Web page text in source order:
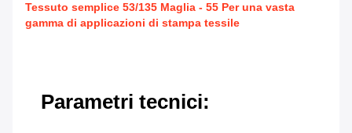
Tessuto semplice 53/135 Maglia - 55 Per una vasta
gamma di applicazioni di stampa tessile
Parametri tecnici: